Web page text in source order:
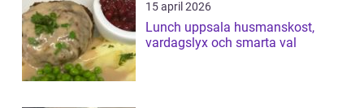
15 april 2026
Lunch uppsala husmanskost,
vardagslyx och smarta val